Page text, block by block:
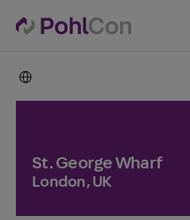
St. George Wharf
London, UK